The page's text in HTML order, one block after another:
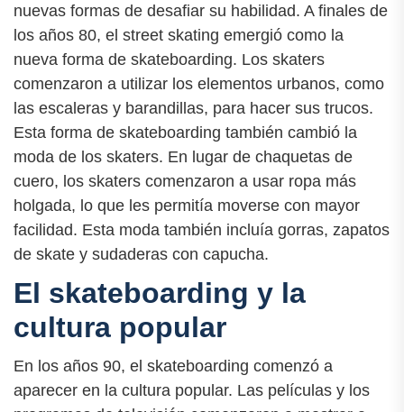
nuevas formas de desafiar su habilidad. A finales de
los años 80, el street skating emergió como la
nueva forma de skateboarding. Los skaters
comenzaron a utilizar los elementos urbanos, como
las escaleras y barandillas, para hacer sus trucos.
Esta forma de skateboarding también cambió la
moda de los skaters. En lugar de chaquetas de
cuero, los skaters comenzaron a usar ropa más
holgada, lo que les permitía moverse con mayor
facilidad. Esta moda también incluía gorras, zapatos
de skate y sudaderas con capucha.
El skateboarding y la
cultura popular
En los años 90, el skateboarding comenzó a
aparecer en la cultura popular. Las películas y los